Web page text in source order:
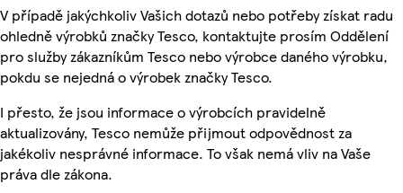
V případě jakýchkoliv Vašich dotazů nebo potřeby získat radu
ohledně výrobků značky Tesco, kontaktujte prosím Oddělení
pro služby zákazníkům Tesco nebo výrobce daného výrobku,
pokdu se nejedná o výrobek značky Tesco.
I přesto, že jsou informace o výrobcích pravidelně
aktualizovány, Tesco nemůže přijmout odpovědnost za
jakékoliv nesprávné informace. To však nemá vliv na Vaše
práva dle zákona.